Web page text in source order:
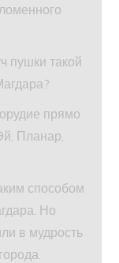
пушки такой
прямо
Планар,
способом
Но
в мудрость